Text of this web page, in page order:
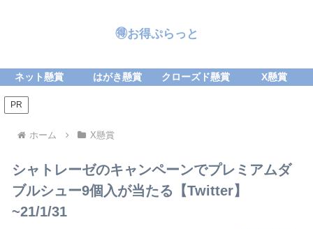
🉐お得ぷらっと
ネット懸賞 はがき懸賞 クローズド懸賞 X懸賞
PR
ホーム X懸賞
シャトレーゼのキャンペーンでプレミアムダ
ブルシュー9個入が当たる【Twitter】
~21/1/31